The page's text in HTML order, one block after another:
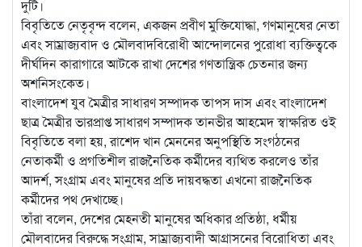
দুটি।
বিবৃতিতে নেতৃবৃন্দ বলেন, একজন প্রবীণ মুক্তিযোদ্ধা, গণমানুষের নেতা
এবং সাম্রাজ্যবাদ ও মৌলবাদবিরোধী আন্দোলনের পুরোধা ব্যক্তিত্বকে
দীর্ঘদিন কারাগারে আটকে রাখা দেশের গণতান্ত্রিক চেতনার জন্য
অশনিসংকেত।
বাংলাদেশ যুব মৈত্রীর সাধারণ সম্পাদক তাপস দাস এবং বাংলাদেশ
ছাত্র মৈত্রীর ভারপ্রাপ্ত সাধারণ সম্পাদক তানভীর আহমেদ স্বাক্ষরিত ওই
বিবৃতিতে বলা হয়, রাশেদ খান মেননের অনুপস্থিতি সংগঠনের
নেতাকর্মী ও প্রগতিশীল রাজনৈতিক কর্মীদের ব্যথিত করলেও তাঁর
আদর্শ, সংগ্রাম এবং মানুষের প্রতি দায়বদ্ধতা এখনো রাজনৈতিক
কর্মীদের পথ দেখাচ্ছে।
তাঁরা বলেন, দেশের মেহনতী মানুষের অধিকার প্রতিষ্ঠা, ধর্মীয়
মৌলবাদের বিরুদ্ধে সংগ্রাম, সাম্রাজ্যবাদী আগ্রাসনের বিরোধিতা এবং